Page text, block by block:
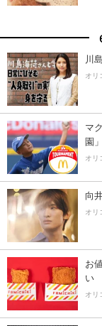
川
オリ
マ
園」
オリ
向
オリ
お
い
オリ